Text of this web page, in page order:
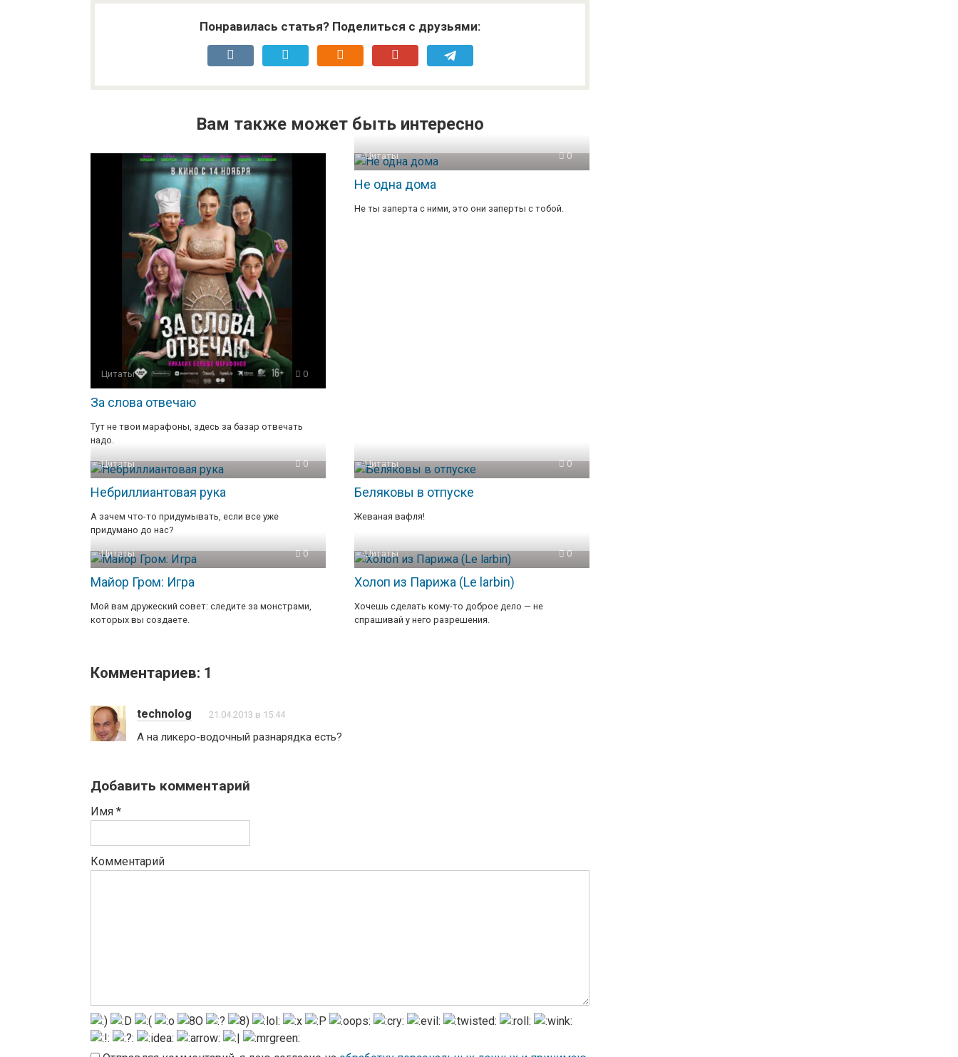
Понравилась статья? Поделиться с друзьями:
Вам также может быть интересно
Цитаты 0
За слова отвечаю
Тут не твои марафоны, здесь за базар отвечать
надо.
Цитаты 0
Не одна дома
Не ты заперта с ними, это они заперты с тобой.
Цитаты 0
Небриллиантовая рука
А зачем что-то придумывать, если все уже
придумано до нас?
Цитаты 0
Беляковы в отпуске
Жеваная вафля!
Цитаты 0
Майор Гром: Игра
Мой вам дружеский совет: следите за монстрами,
которых вы создаете.
Цитаты 0
Холоп из Парижа (Le larbin)
Хочешь сделать кому-то доброе дело — не
спрашивай у него разрешения.
Комментариев: 1
technolog 21.04.2013 в 15:44
А на ликеро-водочный разнарядка есть?
Добавить комментарий
Имя *
Комментарий